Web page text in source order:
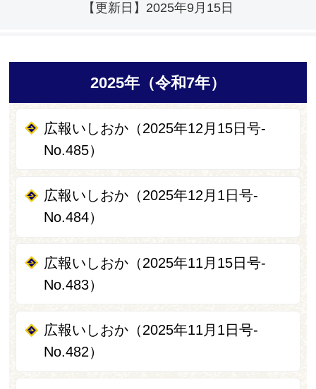
【更新日】 2025年9月15日
2025年（令和7年）
広報いしおか（2025年12月15日号-
No.485）
広報いしおか（2025年12月1日号-
No.484）
広報いしおか（2025年11月15日号-
No.483）
広報いしおか（2025年11月1日号-
No.482）